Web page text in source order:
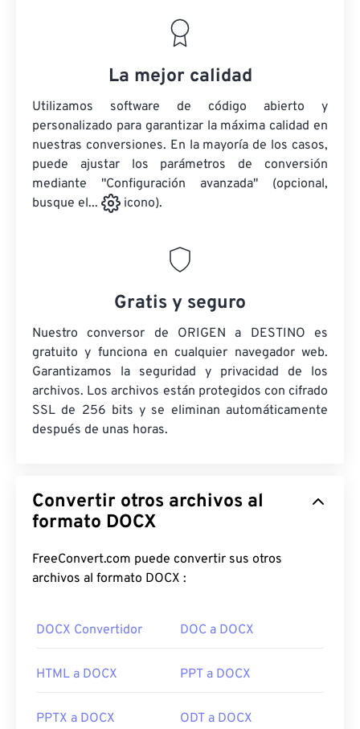
La mejor calidad
Utilizamos software de código abierto y
personalizado para garantizar la máxima calidad en
nuestras conversiones. En la mayoría de los casos,
puede ajustar los parámetros de conversión
mediante "Configuración avanzada" (opcional,
busque el...
icono).
Gratis y seguro
Nuestro conversor de ORIGEN a DESTINO es
gratuito y funciona en cualquier navegador web.
Garantizamos la seguridad y privacidad de los
archivos. Los archivos están protegidos con cifrado
SSL de 256 bits y se eliminan automáticamente
después de unas horas.
Convertir otros archivos al
formato DOCX
FreeConvert.com puede convertir sus otros
archivos al formato DOCX :
DOCX Convertidor DOC a DOCX
HTML a DOCX PPT a DOCX
PPTX a DOCX ODT a DOCX